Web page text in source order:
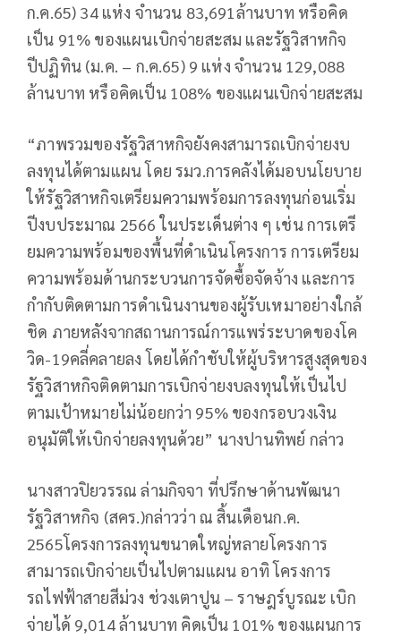
ก.ค.65) 34 แห่ง จำนวน 83,691ล้านบาท หรือคิด
เป็น 91% ของแผนเบิกจ่ายสะสม และรัฐวิสาหกิจ
ปีปฏิทิน (ม.ค. – ก.ค.65) 9 แห่ง จำนวน 129,088
ล้านบาท หรือคิดเป็น 108% ของแผนเบิกจ่ายสะสม
“ภาพรวมของรัฐวิสาหกิจยังคงสามารถเบิกจ่ายงบ
ลงทุนได้ตามแผน โดย รมว.การคลังได้มอบนโยบาย
ให้รัฐวิสาหกิจเตรียมความพร้อมการลงทุนก่อนเริ่ม
ปีงบประมาณ 2566 ในประเด็นต่าง ๆ เช่น การเตรี
ยมความพร้อมของพื้นที่ดำเนินโครงการ การเตรียม
ความพร้อมด้านกระบวนการจัดซื้อจัดจ้าง และการ
กำกับติดตามการดำเนินงานของผู้รับเหมาอย่างใกล้
ชิด ภายหลังจากสถานการณ์การแพร่ระบาดของโค
วิด-19คลี่คลายลง โดยได้กำชับให้ผู้บริหารสูงสุดของ
รัฐวิสาหกิจติดตามการเบิกจ่ายงบลงทุนให้เป็นไป
ตามเป้าหมายไม่น้อยกว่า 95% ของกรอบวงเงิน
อนุมัติให้เบิกจ่ายลงทุนด้วย” นางปานทิพย์ กล่าว
นางสาวปิยวรรณ ล่ามกิจจา ที่ปรึกษาด้านพัฒนา
รัฐวิสาหกิจ (สคร.)กล่าวว่า ณ สิ้นเดือนก.ค.
2565โครงการลงทุนขนาดใหญ่หลายโครงการ
สามารถเบิกจ่ายเป็นไปตามแผน อาทิ โครงการ
รถไฟฟ้าสายสีม่วง ช่วงเตาปูน – ราษฎร์บูรณะ เบิก
จ่ายได้ 9,014 ล้านบาท คิดเป็น 101% ของแผนการ